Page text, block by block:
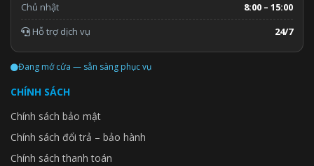
Chủ nhật
8:00 – 15:00
Hỗ trợ dịch vụ
24/7
Đang mở cửa — sẵn sàng phục vụ
CHÍNH SÁCH
Chính sách bảo mật
Chính sách đổi trả – bảo hành
Chính sách thanh toán